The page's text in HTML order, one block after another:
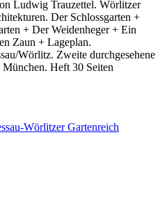
Ludwig Trauzettel. Wörlitzer
Der Schlossgarten +
+ Der Weidenheger + Ein
Zaun + Lageplan.
Wörlitz. Zweite durchgesehene
Heft 30 Seiten